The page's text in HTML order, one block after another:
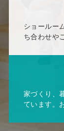
ショールー
ち合わせや
家づくり、
ています。